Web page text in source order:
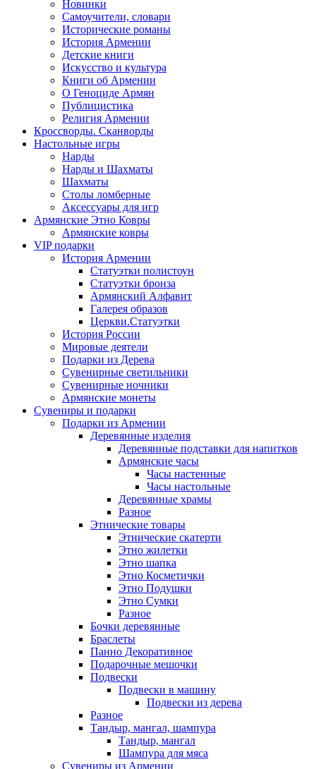
Новинки
Самоучители, словари
Исторические романы
История Армении
Детские книги
Иcкусство и культура
Книги об Армении
О Геноциде Армян
Публицистика
Религия Армении
Кроссворды. Сканворды
Настольные игры
Нарды
Нарды и Шахматы
Шахматы
Столы ломберные
Аксессуары для игр
Армянские Этно Ковры
Армянские ковры
VIP подарки
История Армении
Статуэтки полистоун
Статуэтки бронза
Армянский Алфавит
Галерея образов
Церкви.Статуэтки
История России
Мировые деятели
Подарки из Дерева
Сувенирные светильники
Сувенирные ночники
Армянские монеты
Сувениры и подарки
Подарки из Армении
Деревянные изделия
Деревянные подставки для напитков
Армянские часы
Часы настенные
Часы настольные
Деревянные храмы
Разное
Этнические товары
Этнические скатерти
Этно жилетки
Этно шапка
Этно Косметички
Этно Подушки
Этно Сумки
Разное
Бочки деревянные
Браслеты
Панно Декоративное
Подарочные мешочки
Подвески
Подвески в машину
Подвески из дерева
Разное
Тандыр, мангал, шампура
Тандыр, мангал
Шампура для мяса
Сувениры из Армении